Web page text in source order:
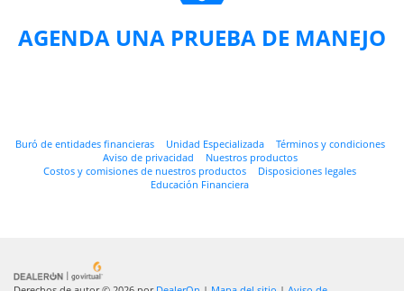
AGENDA UNA PRUEBA DE MANEJO
Buró de entidades financieras Unidad Especializada
Términos y condiciones
Aviso de privacidad
Nuestros productos
Costos y comisiones de nuestros productos
Disposiciones legales
Educación Financiera